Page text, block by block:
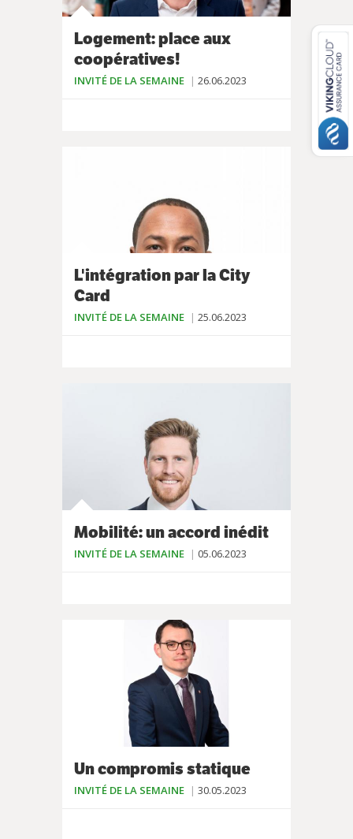
Logement: place aux
coopératives!
INVITÉ DE LA SEMAINE 26.06.2023
L'intégration par la City
Card
INVITÉ DE LA SEMAINE 25.06.2023
Mobilité: un accord inédit
INVITÉ DE LA SEMAINE 05.06.2023
Un compromis statique
INVITÉ DE LA SEMAINE 30.05.2023